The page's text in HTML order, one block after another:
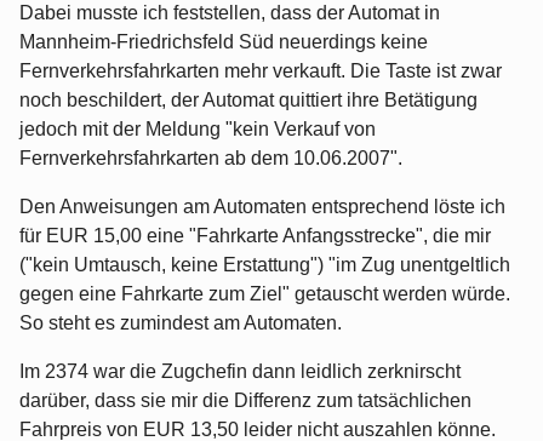
Dabei musste ich feststellen, dass der Automat in
Mannheim-Friedrichsfeld Süd neuerdings keine
Fernverkehrsfahrkarten mehr verkauft. Die Taste ist zwar
noch beschildert, der Automat quittiert ihre Betätigung
jedoch mit der Meldung "kein Verkauf von
Fernverkehrsfahrkarten ab dem 10.06.2007".
Den Anweisungen am Automaten entsprechend löste ich
für EUR 15,00 eine "Fahrkarte Anfangsstrecke", die mir
("kein Umtausch, keine Erstattung") "im Zug unentgeltlich
gegen eine Fahrkarte zum Ziel" getauscht werden würde.
So steht es zumindest am Automaten.
Im 2374 war die Zugchefin dann leidlich zerknirscht
darüber, dass sie mir die Differenz zum tatsächlichen
Fahrpreis von EUR 13,50 leider nicht auszahlen könne.